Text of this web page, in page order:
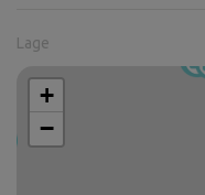
Lage
+
−